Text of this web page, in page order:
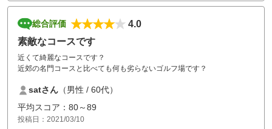
総合評価
4.0
素敵なコースです
近くて綺麗なコースです？
近郊の名門コースと比べても何も劣らないゴルフ場です？
satさん （男性 / 60代）
平均スコア：80～89
投稿日：2021/03/10